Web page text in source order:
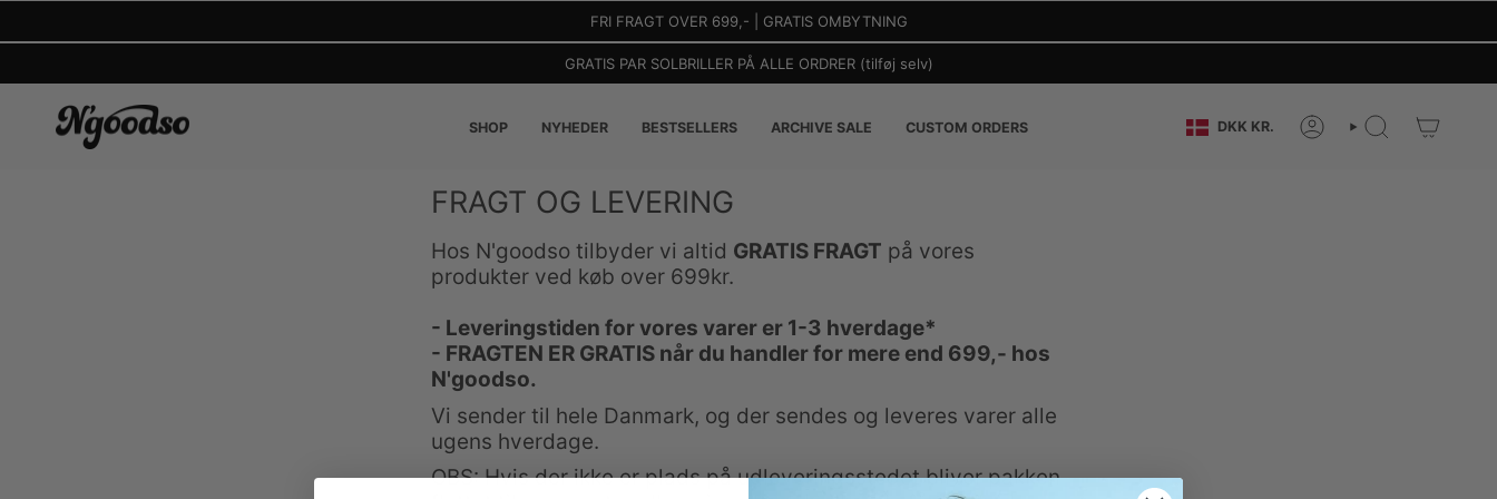
FRI FRAGT OVER 699,- | GRATIS OMBYTNING
GRATIS PAR SOLBRILLER PÅ ALLE ORDRER (tilføj selv)
SHOP NYHEDER BESTSELLERS ARCHIVE SALE CUSTOM ORDERS VALUTA
DKK KR. KONTO SØG
FRAGT OG LEVERING
Hos N'goodso tilbyder vi altid GRATIS FRAGT på vores
produkter ved køb over 699kr.
- Leveringstiden for vores varer er 1-3 hverdage*
- FRAGTEN ER GRATIS når du handler for mere end 699,- hos
N'goodso.
Vi sender til hele Danmark, og der sendes og leveres varer alle
ugens hverdage.
OBS: Hvis der ikke er plads på udleveringsstedet bliver pakken